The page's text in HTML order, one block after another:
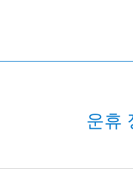
운휴